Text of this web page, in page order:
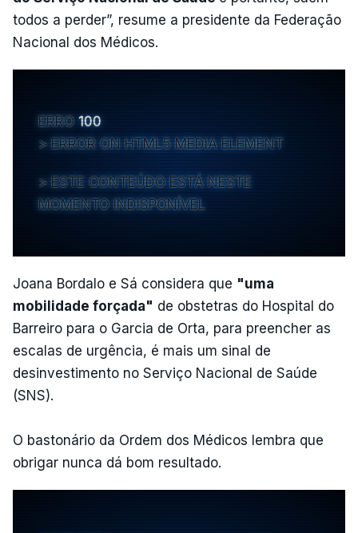
todos a perder”, resume a presidente da Federação
Nacional dos Médicos.
ERRO 100
ERROR ON HTML5 MEDIA ELEMENT
ESTE CONTEÚDO ESTÁ NESTE
MOMENTO INDISPONÍVEL
Joana Bordalo e Sá considera que "uma
mobilidade forçada" de obstetras do Hospital do
Barreiro para o Garcia de Orta, para preencher as
escalas de urgência, é mais um sinal de
desinvestimento no Serviço Nacional de Saúde
(SNS).
O bastonário da Ordem dos Médicos lembra que
obrigar nunca dá bom resultado.